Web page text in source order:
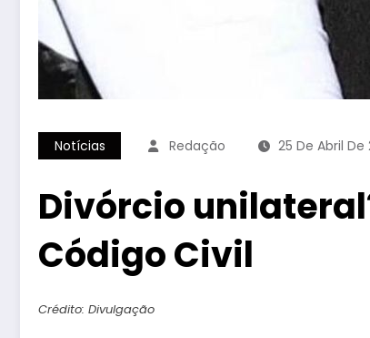
Notícias Redação 25 De Abril De
Divórcio
Código Civil
Crédito: Divulgação